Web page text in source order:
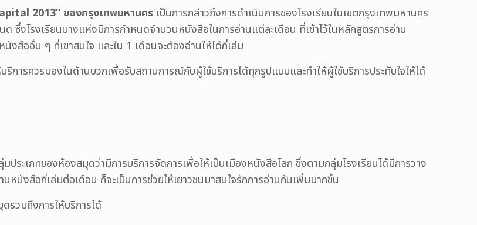
2013”ของกรุงเทพมหานคร เป็นการกล่าวถึงการดำเนินการของโรงเรียนในเขตกรุงเทพมหานคร
ซึ่งโรงเรียนบางแห่งมีการกำหนดจำนวนหนังสือในการอ่านแต่ละเดือน ที่เข้าไว้ในหลักสูตรการอ่าน
สืออื่น ๆ ที่เขาสนใจ และใน 1 เดือนจะต้องอ่านให้ได้กี่เล่ม
การควรมองในด้านบวกเพื่อรับสถานการณ์กับผู้ใช้บริการได้ทุกรูปแบบและทำให้ผู้ใช้บริการประทับใจให้ได้
ระเภทของห้องสมุดว่ามีการบริการจัดการเพื่อให้เป็นเมืองหนังสือโลก ซึ่งตามกลุ่มโรงเรียนได้มีการวาง
หนังสือกี่เล่มต่อเดือน ก็จะเป็นการช่วยให้เยาวชนมาสนใจรักการอ่านกันเพิ่มมากขึ้น
รวมถึงการให้บริการได้